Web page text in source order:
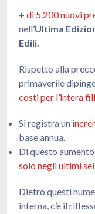
+ di 5.200 nuovi
nell’Ultima
Edili.
Rispetto alla
primaverile
costi per l’intera
Si registra un
base annua.
Di questo
solo negli ultimi
Dietro questi
interna, c’è il